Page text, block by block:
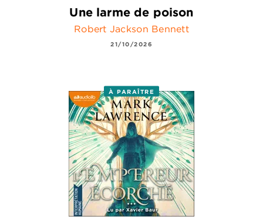
Une larme de poison
Robert Jackson Bennett
21/10/2026
À PARAÎTRE